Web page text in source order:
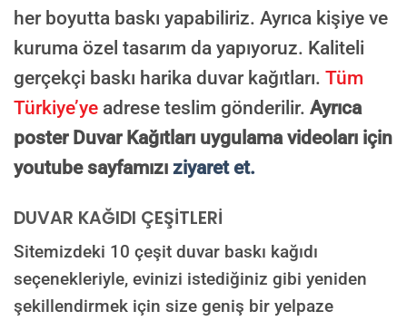
Görseliniz baskıya alınmadan önce ölçüye göre düzenlenmiş son hali
AI TASARIMIYLA SIPARIŞ VER
ONAYINIZDAN SONRA BASKIYA GEÇILECEK
her boyutta baskı yapabiliriz. Ayrıca kişiye ve
kuruma özel tasarım da yapıyoruz. Kaliteli
gerçekçi baskı harika duvar kağıtları. Tüm
Türkiye’ye adrese teslim gönderilir. Ayrıca
poster Duvar Kağıtları uygulama videoları için
youtube sayfamızı ziyaret et.
DUVAR KAĞIDI ÇEŞİTLERİ
Sitemizdeki 10 çeşit duvar baskı kağıdı
seçenekleriyle, evinizi istediğiniz gibi yeniden
şekillendirmek için size geniş bir yelpaze